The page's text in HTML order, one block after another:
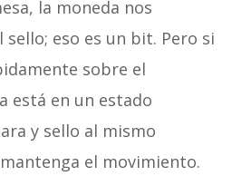
la moneda nos
eso es un bit. Pero si
sobre el
está en un estado
y sello al mismo
el movimiento.